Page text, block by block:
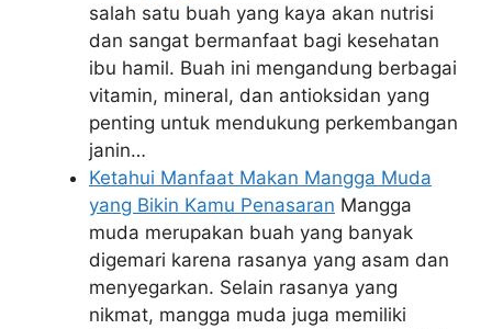
salah satu buah yang kaya akan nutrisi
dan sangat bermanfaat bagi kesehatan
ibu hamil. Buah ini mengandung berbagai
vitamin, mineral, dan antioksidan yang
penting untuk mendukung perkembangan
janin…
Ketahui Manfaat Makan Mangga Muda
yang Bikin Kamu Penasaran Mangga
muda merupakan buah yang banyak
digemari karena rasanya yang asam dan
menyegarkan. Selain rasanya yang
nikmat, mangga muda juga memiliki